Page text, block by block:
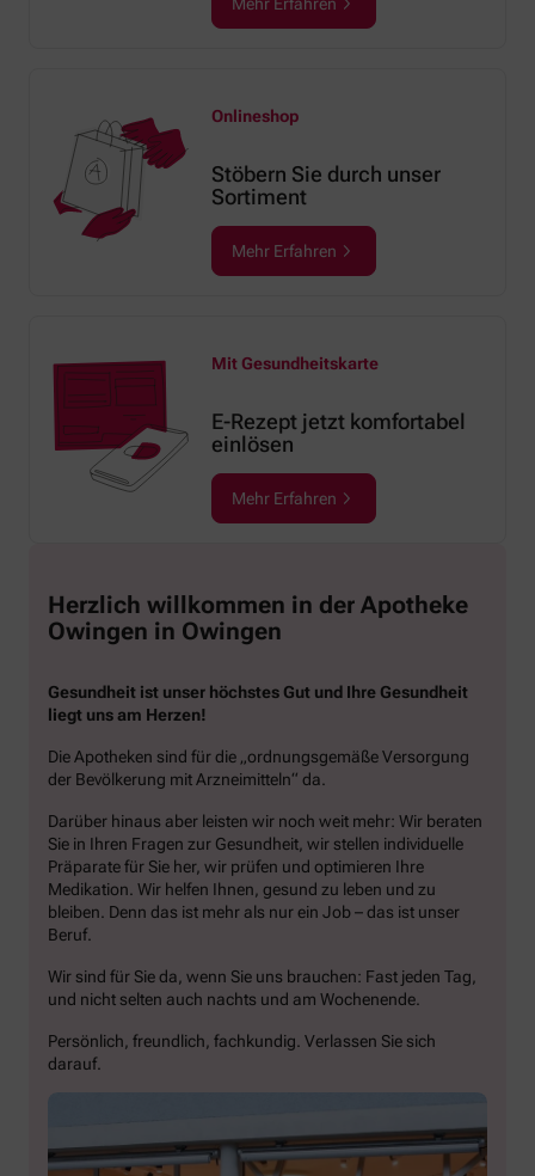
Onlineshop
Stöbern Sie durch unser
Sortiment
Mehr Erfahren
Mit Gesundheitskarte
E-Rezept jetzt komfortabel
einlösen
Mehr Erfahren
Herzlich willkommen in der Apotheke
Owingen in Owingen
Gesundheit ist unser höchstes Gut und Ihre Gesundheit
liegt uns am Herzen!
Die Apotheken sind für die „ordnungsgemäße Versorgung
der Bevölkerung mit Arzneimitteln“ da.
Darüber hinaus aber leisten wir noch weit mehr: Wir beraten
Sie in Ihren Fragen zur Gesundheit, wir stellen individuelle
Präparate für Sie her, wir prüfen und optimieren Ihre
Medikation. Wir helfen Ihnen, gesund zu leben und zu
bleiben. Denn das ist mehr als nur ein Job – das ist unser
Beruf.
Wir sind für Sie da, wenn Sie uns brauchen: Fast jeden Tag,
und nicht selten auch nachts und am Wochenende.
Persönlich, freundlich, fachkundig. Verlassen Sie sich
darauf.